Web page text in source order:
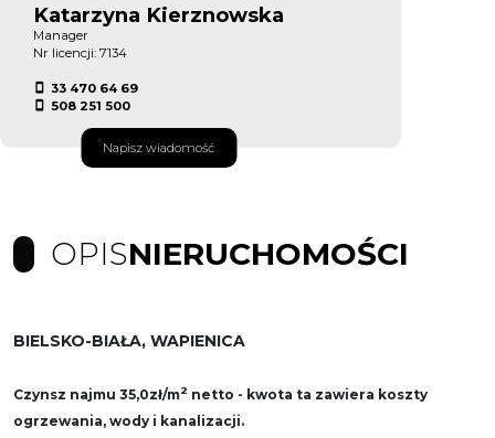
Katarzyna Kierznowska
Manager
Nr licencji: 7134
33 470 64 69
508 251 500
Napisz wiadomość
OPISNIERUCHOMOŚCI
BIELSKO-BIAŁA, WAPIENICA
Czynsz najmu 35,0zł/m2 netto - kwota ta zawiera koszty
ogrzewania, wody i kanalizacji.